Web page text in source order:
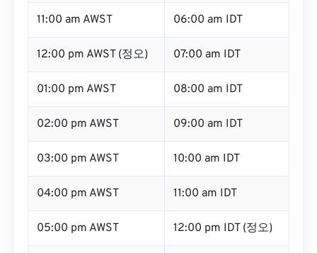
11:00 am AWST 06:00 am IDT
12:00 pm AWST (정오) 07:00 am IDT
01:00 pm AWST 08:00 am IDT
02:00 pm AWST 09:00 am IDT
03:00 pm AWST 10:00 am IDT
04:00 pm AWST 11:00 am IDT
05:00 pm AWST 12:00 pm IDT (정오)